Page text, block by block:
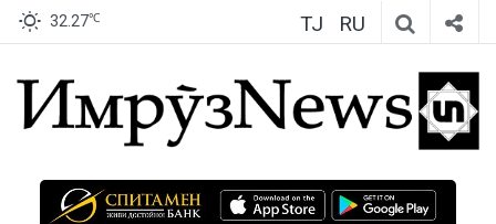
32.27℃ TJ RU
ИмрӯзNews